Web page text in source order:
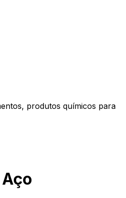
produtos químicos para